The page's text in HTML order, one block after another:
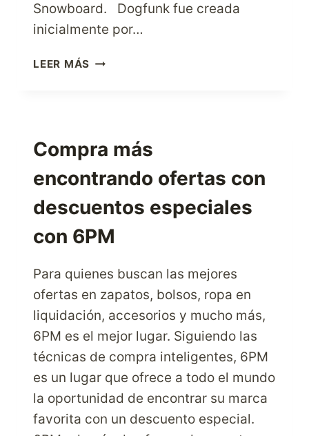
Snowboard. Dogfunk fue creada
inicialmente por…
LEER MÁS NADIE
EL
SNOWBOARD
QUE
Compra más
encontrando ofertas con
descuentos especiales
con 6PM
Para quienes buscan las mejores
ofertas en zapatos, bolsos, ropa en
liquidación, accesorios y mucho más,
6PM es el mejor lugar. Siguiendo las
técnicas de compra inteligentes, 6PM
es un lugar que ofrece a todo el mundo
la oportunidad de encontrar su marca
favorita con un descuento especial.